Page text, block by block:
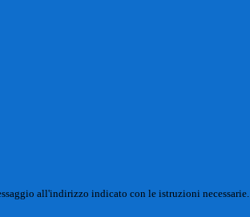
all'indirizzo indicato con le istruzioni necessarie.